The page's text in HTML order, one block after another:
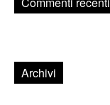
Archivi